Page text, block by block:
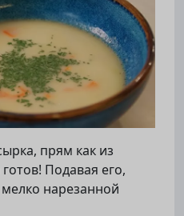
прям как из
Подавая его,
нарезанной